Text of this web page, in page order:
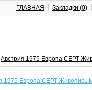
ГЛАВНАЯ Закладки (0)
Австрия 1975 Европа СЕРТ